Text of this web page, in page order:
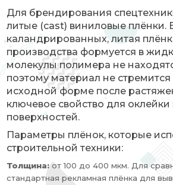
Для брендирования
литые (cast) виниловые плёнки.
каландрированных, литая
производства формуется в
молекулы полимера не
поэтому материал не стремится
исходной форме после
ключевое свойство для
поверхностей.
Параметры плёнок, которые
строительной техники:
Толщина: от 100 до 400 мкм. Для
стандартная рекламная плёнка для